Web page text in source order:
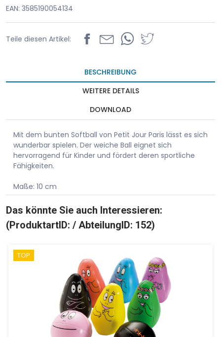
EAN: 3585190054134
Teile diesen Artikel:
BESCHREIBUNG
WEITERE DETAILS
DOWNLOAD
Mit dem bunten Softball von Petit Jour Paris lässt es sich
wunderbar spielen. Der weiche Ball eignet sich
hervorragend für Kinder und fördert deren sportliche
Fähigkeiten.
Maße: 10 cm
Das könnte Sie auch Interessieren:
(ProduktartID: / AbteilungID: 152)
TOP